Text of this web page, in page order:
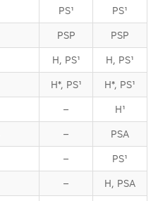
PS¹ PS¹
PSP PSP
H, PS¹ H, PS¹
H*, PS¹ H*, PS¹
– H¹
– PSA
– PS¹
– H, PSA